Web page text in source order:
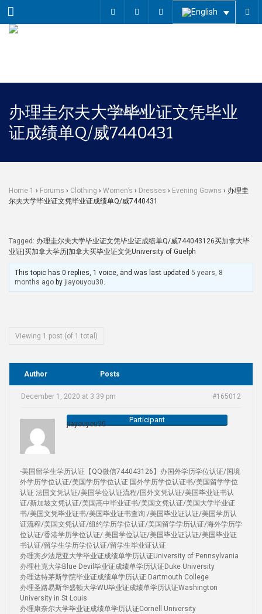
Menu
办理圭尔夫大学毕业证文凭毕业
证成绩单Q/威7440431
Home 1 › Forums › Clothing › Women’s › Dresses › Evening Gowns › 办理圭
尔夫大学毕业证文凭毕业证成绩单Q/威7440431
Tagged: 办理圭尔夫大学毕业证文凭毕业证成绩单Q/威744043126买加拿大毕
业证|买加拿大学历|加拿大买毕业证文凭University of Guelph
This topic has 0 replies, 1 voice, and was last updated5 years, 8
months ago by jiayouyou30.
Viewing 1 post (of 1 total)
Author Posts
December 1, 2020 at 3:39 pm #165012
jiayouyou30 Participant
-美国留学生学历认证【QQ微信744043126】办国外学历学位认证/国境
外学历学位认证/美国学历学位认证 国外学历学位认证书/美国留学学位
认证 法国文凭认证/美国学位认证流程/国外文凭认证/美国毕业证书认
证/新加坡文凭认证/美国高中毕业证书/美国文凭认证/美国大学毕业证
书/美国文凭毕业证书/美国毕业证书查询 /美国毕业证认证/美国学历认
证流程/美国文凭认证/纽约学历学位认证/美国留学学历认证/海外学历学
位认证/香港学历学位认证/ 美国学位认证/美国毕业证认证/美国毕业证
书认证/留学生学历学位认证/留学生毕业证认证
办理宾夕法尼亚大学毕业证成绩单学历认证University of Pennsylvania
办理杜克大学Blue Devil毕业证成绩单学历认证Duke University
办理达特茅斯学院毕业证成绩单学历认证 Dartmouth College
办理圣路易斯华盛顿大学WU毕业证成绩单学历认证Washington
University in St Louis
办理康奈尔大学毕业证成绩单学历认证Cornell University